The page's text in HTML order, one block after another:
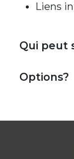
Liens
Qui peut
Options?